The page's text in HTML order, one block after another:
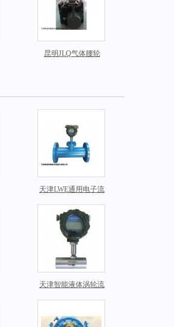
昆明JLQ气体腰轮
天津LWE通用电子流
天津智能液体涡轮流